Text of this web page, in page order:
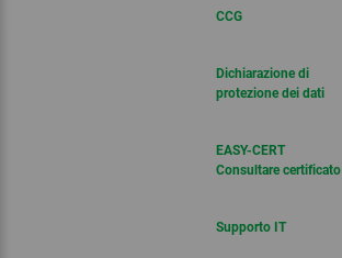
CCG
Dichiarazione di
protezione dei dati
EASY-CERT
Consultare certificato
Supporto IT